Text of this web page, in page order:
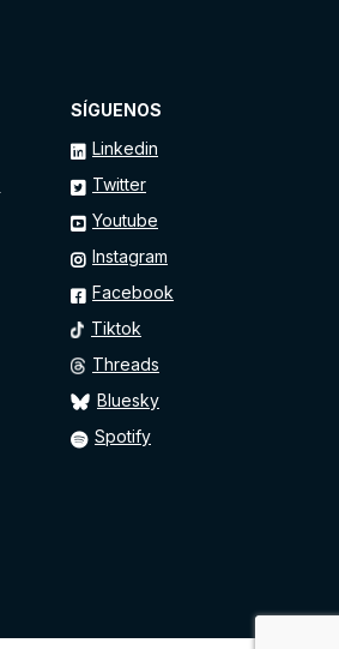
SÍGUENOS
Linkedin
Twitter
Youtube
Instagram
Facebook
Tiktok
Threads
Bluesky
Spotify